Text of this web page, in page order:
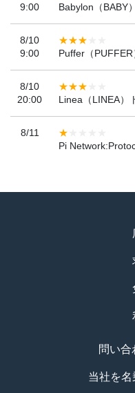
9:00
Babylon（BABY
8/10
9:00
Puffer（
8/10
20:00
Linea（LINEA）
8/11
Pi
問い合
当社を名